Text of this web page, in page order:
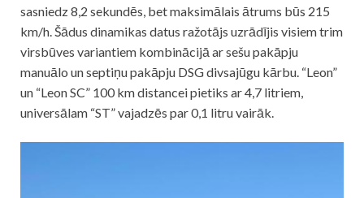
sasniedz 8,2 sekundēs, bet maksimālais ātrums būs 215
km/h. Šādus dinamikas datus ražotājs uzrādījis visiem trim
virsbūves variantiem kombinācijā ar sešu pakāpju
manuālo un septiņu pakāpju DSG divsajūgu kārbu. “Leon”
un “Leon SC” 100 km distancei pietiks ar 4,7 litriem,
universālam “ST” vajadzēs par 0,1 litru vairāk.